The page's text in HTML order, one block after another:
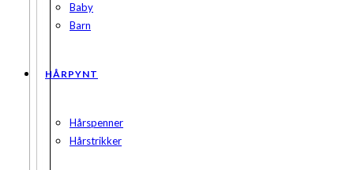
Baby
Barn
HÅRPYNT
Hårspenner
Hårstrikker